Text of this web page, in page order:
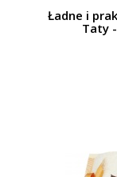
Ładne i
Taty